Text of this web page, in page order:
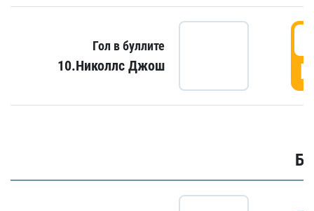
Гол в буллите
10.Николлс Джош